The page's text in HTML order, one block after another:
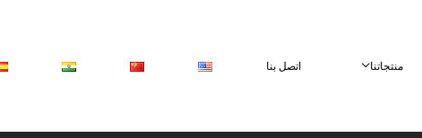
منتجاتنا اتصل بنا